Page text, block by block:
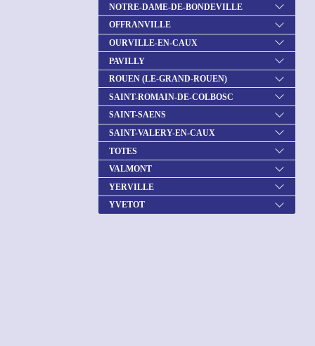
NOTRE-DAME-DE-BONDEVILLE
OFFRANVILLE
OURVILLE-EN-CAUX
PAVILLY
ROUEN (LE-GRAND-ROUEN)
SAINT-ROMAIN-DE-COLBOSC
SAINT-SAENS
SAINT-VALERY-EN-CAUX
TOTES
VALMONT
YERVILLE
YVETOT